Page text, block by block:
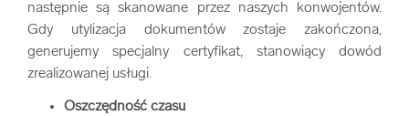
następnie są skanowane przez naszych konwojentów.
Gdy utylizacja dokumentów zostaje zakończona,
generujemy specjalny certyfikat, stanowiący dowód
zrealizowanej usługi.
Oszczędność czasu